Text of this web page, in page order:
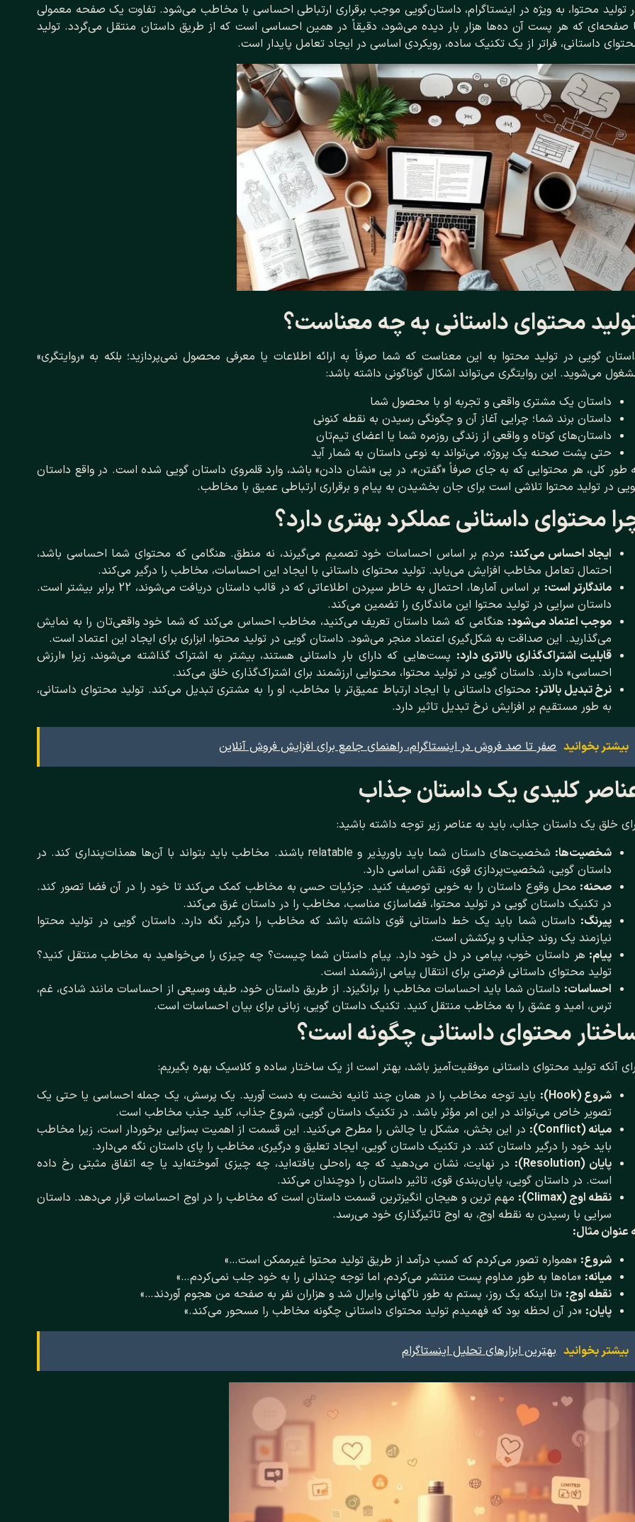
تولید محتوا، به ویژه در اینستاگرام، داستان‌گویی موجب برقراری ارتباطی احساسی با مخاطب می‌شود. تفاوت یک صفحه معمولی
صفحه‌ای که هر پست آن ده‌ها هزار بار دیده می‌شود، دقیقاً در همین احساسی است که از طریق داستان منتقل می‌گردد. تولید
داستانی، فراتر از یک تکنیک ساده، رویکردی اساسی در ایجاد تعامل پایدار است.
محتوای داستانی به چه معناست؟
گویی در تولید محتوا به این معناست که شما صرفاً به ارائه اطلاعات یا معرفی محصول نمی‌پردازید؛ بلکه به «روایتگری»
می‌شوید. این روایتگری می‌تواند اشکال گوناگونی داشته باشد:
داستان یک مشتری واقعی و تجربه او با محصول شما
داستان برند شما؛ چرایی آغاز آن و چگونگی رسیدن به نقطه کنونی
داستان‌های کوتاه و واقعی از زندگی روزمره شما یا اعضای تیم‌تان
حتی پشت صحنه یک پروژه، می‌تواند به نوعی داستان به شمار آید
طور کلی، هر محتوایی که به جای صرفاً «گفتن»، در پی «نشان دادن» باشد، وارد قلمروی داستان‌ گویی شده است. در واقع داستان
در تولید محتوا تلاشی است برای جان بخشیدن به پیام و برقراری ارتباطی عمیق با مخاطب.
محتوای داستانی عملکرد بهتری دارد؟
ایجاد احساس می‌کند: مردم بر اساس احساسات خود تصمیم می‌گیرند، نه منطق. هنگامی که محتوای شما احساسی باشد،
احتمال تعامل مخاطب افزایش می‌یابد. تولید محتوای داستانی با ایجاد این احساسات، مخاطب را درگیر می‌کند.
ماندگارتر است:
بر اساس آمارها، احتمال به خاطر سپردن اطلاعاتی که در قالب داستان دریافت می‌شوند، 22 برابر بیشتر است.
داستان سرایی در تولید محتوا این ماندگاری را تضمین می‌کند.
موجب اعتماد می‌شود: هنگامی که شما داستان تعریف می‌کنید، مخاطب احساس می‌کند که شما خود واقعی‌تان را به نمایش
می‌گذارید. این صداقت به شکل‌گیری اعتماد منجر می‌شود. داستان گویی در تولید محتوا، ابزاری برای ایجاد این اعتماد است.
قابلیت اشتراک‌گذاری بالاتری دارد: پست‌هایی که دارای بار داستانی هستند، بیشتر به اشتراک گذاشته می‌شوند، زیرا «ارزش
احساسی» دارند. داستان گویی در تولید محتوا، محتوایی ارزشمند برای اشتراک‌گذاری خلق می‌کند.
نرخ تبدیل بالاتر: محتوای داستانی با ایجاد ارتباط عمیق‌تر با مخاطب، او را به مشتری تبدیل می‌کند. تولید محتوای داستانی،
به طور مستقیم بر افزایش نرخ تبدیل تاثیر دارد.
بیشتر بخوانید صفر تا صد فروش در اینستاگرام، راهنمای جامع برای افزایش فروش آنلاین
کلیدی یک داستان جذاب
خلق یک داستان جذاب، باید به عناصر زیر توجه داشته باشید:
شخصیت‌ها:
شخصیت‌های داستان شما باید باورپذیر و relatable باشند. مخاطب باید بتواند با آن‌ها همذات‌پنداری کند. در
داستان گویی، شخصیت‌پردازی قوی، نقش اساسی دارد.
صحنه: محل وقوع داستان را به خوبی توصیف کنید. جزئیات حسی به مخاطب کمک می‌کند تا خود را در آن فضا تصور کند.
در تکنیک داستان گویی در تولید محتوا، فضاسازی مناسب، مخاطب را در داستان غرق می‌کند.
پیرنگ: داستان شما باید یک خط داستانی قوی داشته باشد که مخاطب را درگیر نگه دارد. داستان گویی در تولید محتوا
نیازمند یک روند جذاب و پرکشش است.
پیام: هر داستان خوب، پیامی در دل خود دارد. پیام داستان شما چیست؟ چه چیزی را می‌خواهید به مخاطب منتقل کنید؟
تولید محتوای داستانی فرصتی برای انتقال پیامی ارزشمند است.
احساسات: داستان شما باید احساسات مخاطب را برانگیزد. از طریق داستان خود، طیف وسیعی از احساسات مانند شادی، غم،
ترس، امید و عشق را به مخاطب منتقل کنید. تکنیک داستان گویی، زبانی برای بیان احساسات است.
محتوای داستانی چگونه است؟
آنکه تولید محتوای داستانی موفقیت‌آمیز باشد، بهتر است از یک ساختار ساده و کلاسیک بهره بگیریم:
شروع (Hook):
باید توجه مخاطب را در همان چند ثانیه نخست به دست آورید. یک پرسش، یک جمله احساسی یا حتی یک
تصویر خاص می‌تواند در این امر مؤثر باشد. در تکنیک داستان گویی، شروع جذاب، کلید جذب مخاطب است.
میانه (Conflict):
در این بخش، مشکل یا چالش را مطرح می‌کنید. این قسمت از اهمیت بسزایی برخوردار است، زیرا مخاطب
باید خود را درگیر داستان کند. در تکنیک داستان گویی، ایجاد تعلیق و درگیری، مخاطب را پای داستان نگه می‌دارد.
پایان (Resolution):
در نهایت، نشان می‌دهید که چه راه‌حلی یافته‌اید، چه چیزی آموخته‌اید یا چه اتفاق مثبتی رخ داده
است. در داستان گویی، پایان‌بندی قوی، تاثیر داستان را دوچندان می‌کند.
نقطه اوج (Climax):
مهم‌ ترین و هیجان‌ انگیزترین قسمت داستان است که مخاطب را در اوج احساسات قرار می‌دهد. داستان
سرایی با رسیدن به نقطه اوج، به اوج تاثیرگذاری خود می‌رسد.
عنوان مثال:
شروع: «همواره تصور می‌کردم که کسب درآمد از طریق تولید محتوا غیرممکن است…»
میانه: «ماه‌ها به طور مداوم پست منتشر می‌کردم، اما توجه چندانی را به خود جلب نمی‌کردم…»
نقطه اوج: «تا اینکه یک روز، پستم به طور ناگهانی وایرال شد و هزاران نفر به صفحه من هجوم آوردند…»
پایان: «در آن لحظه بود که فهمیدم تولید محتوای داستانی چگونه مخاطب را مسحور می‌کند.»
بیشتر بخوانید بهترین ابزارهای تحلیل اینستاگرام